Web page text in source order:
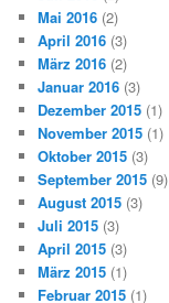
Mai 2016 (2)
April 2016 (3)
März 2016 (2)
Januar 2016 (3)
Dezember 2015 (1)
November 2015 (1)
Oktober 2015 (3)
September 2015 (9)
August 2015 (3)
Juli 2015 (3)
April 2015 (3)
März 2015 (1)
Februar 2015 (1)